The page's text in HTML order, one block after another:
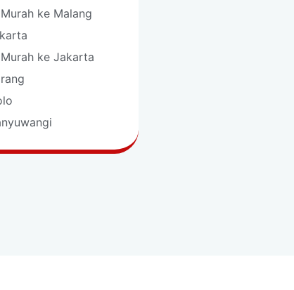
ke Malang
ke Jakarta